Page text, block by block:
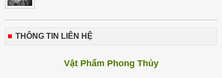
THÔNG TIN LIÊN HỆ
Vật Phẩm Phong Thủy